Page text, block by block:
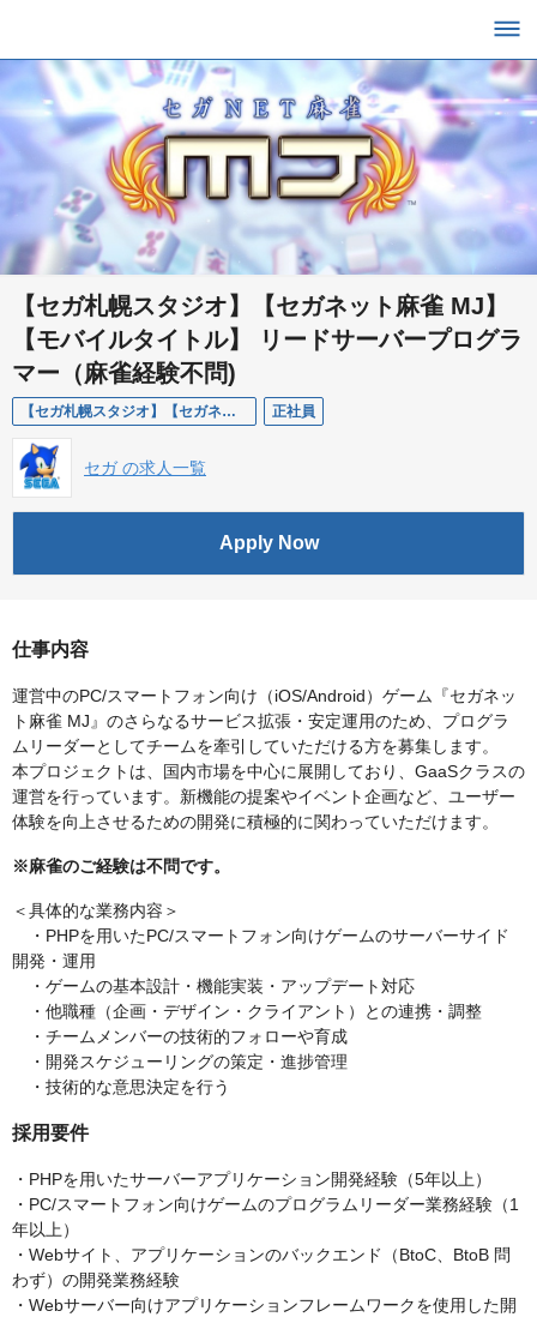
【セガ札幌スタジオ】【セガネット麻雀 MJ】
【モバイルタイトル】 リードサーバープログラ
マー（麻雀経験不問)
【セガ札幌スタジオ】【セガネット麻雀 MJ】【モバイルタイトル】 リードサーバープログラマー（麻雀経験不問) 正社員
セガ の求人一覧
Apply Now
仕事内容
運営中のPC/スマートフォン向け（iOS/Android）ゲーム『セガネッ
ト麻雀 MJ』のさらなるサービス拡張・安定運用のため、プログラ
ムリーダーとしてチームを牽引していただける方を募集します。
本プロジェクトは、国内市場を中心に展開しており、GaaSクラスの
運営を行っています。新機能の提案やイベント企画など、ユーザー
体験を向上させるための開発に積極的に関わっていただけます。
※麻雀のご経験は不問です。
＜具体的な業務内容＞
・PHPを用いたPC/スマートフォン向けゲームのサーバーサイド
開発・運用
・ゲームの基本設計・機能実装・アップデート対応
・他職種（企画・デザイン・クライアント）との連携・調整
・チームメンバーの技術的フォローや育成
・開発スケジューリングの策定・進捗管理
・技術的な意思決定を行う
採用要件
・PHPを用いたサーバーアプリケーション開発経験（5年以上）
・PC/スマートフォン向けゲームのプログラムリーダー業務経験（1
年以上）
・Webサイト、アプリケーションのバックエンド（BtoC、BtoB 問
わず）の開発業務経験
・Webサーバー向けアプリケーションフレームワークを使用した開